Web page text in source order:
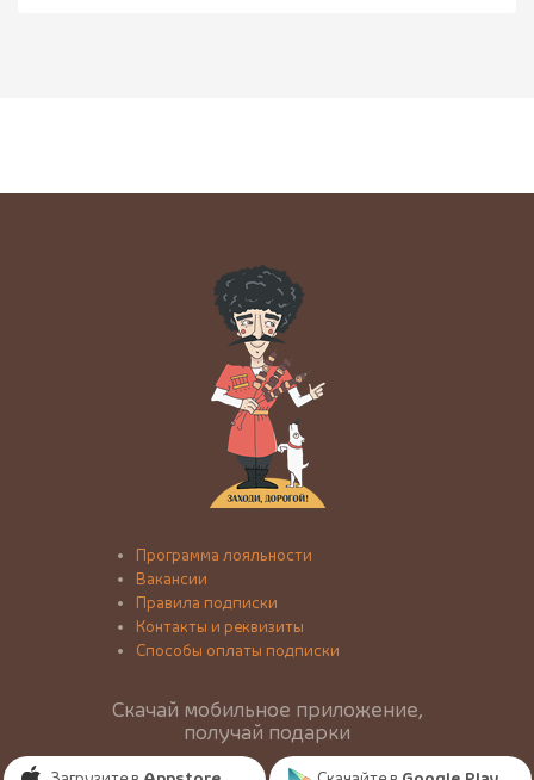
Программа лояльности
Вакансии
Правила подписки
Контакты и реквизиты
Способы оплаты подписки
Скачай мобильное приложение,
получай подарки